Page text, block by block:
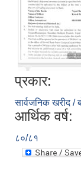
प्रकार:
सार्वजनिक खरीद /
आर्थिक वर्ष:
८०/८१